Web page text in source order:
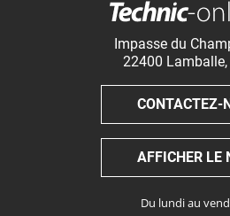
Impasse du
22400 Lamballe,
CONTACTEZ-
AFFICHER LE
Du lundi au